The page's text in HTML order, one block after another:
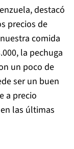
destacó
precios de
comida
la pechuga
un poco de
ser un buen
a precio
las últimas